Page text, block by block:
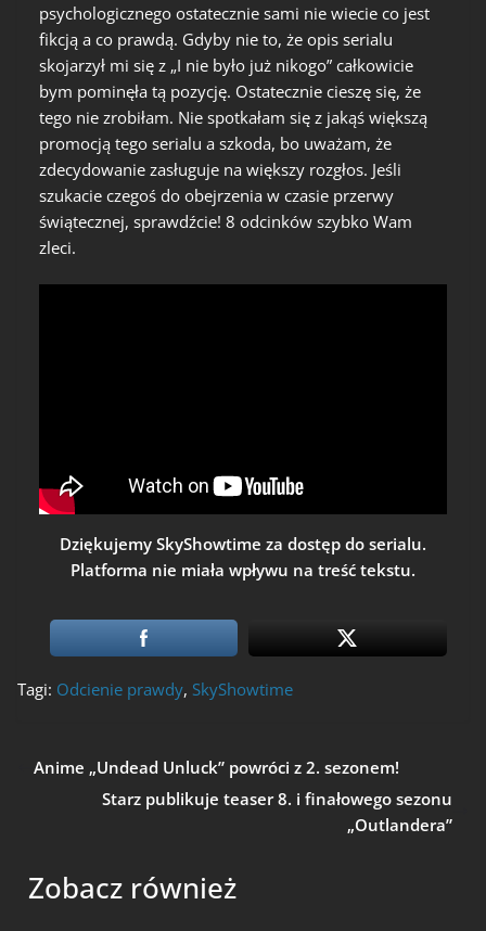
psychologicznego ostatecznie sami nie wiecie co jest
fikcją a co prawdą. Gdyby nie to, że opis serialu
skojarzył mi się z „I nie było już nikogo” całkowicie
bym pominęła tą pozycję. Ostatecznie cieszę się, że
tego nie zrobiłam. Nie spotkałam się z jakąś większą
promocją tego serialu a szkoda, bo uważam, że
zdecydowanie zasługuje na większy rozgłos. Jeśli
szukacie czegoś do obejrzenia w czasie przerwy
świątecznej, sprawdźcie! 8 odcinków szybko Wam
zleci.
Dziękujemy SkyShowtime za dostęp do serialu.
Platforma nie miała wpływu na treść tekstu.
Tagi: Odcienie prawdy, SkyShowtime
Anime „Undead Unluck” powróci z 2. sezonem!
Starz publikuje teaser 8. i finałowego sezonu
„Outlandera”
Zobacz również